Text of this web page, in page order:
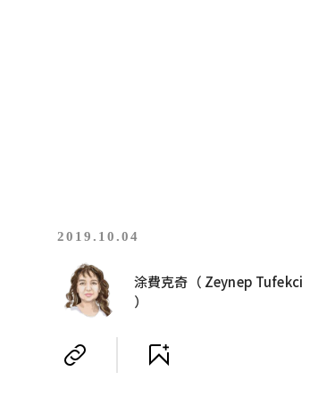
2019.10.04
涂費克奇（ Zeynep Tufekci
）